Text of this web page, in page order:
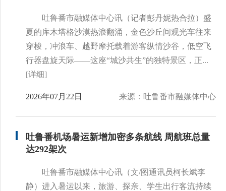
吐鲁番市融媒体中心讯（记者彭丹妮热合拉）盛
夏的库木塔格沙漠热浪翻涌，金色沙丘间观光车往来
穿梭，冲浪车、越野摩托载着游客纵情沙谷，低空飞
行器盘旋天际——这座“城沙共生”的独特景区，正...
[详细]
2026年07月22日 来源：吐鲁番市融媒体中心
吐鲁番机场暑运新增加密多条航线 周航班总量
达292架次
吐鲁番市融媒体中心讯（文/图通讯员柯长斌李
静）进入暑运以来，旅游、探亲、学生出行客流持续